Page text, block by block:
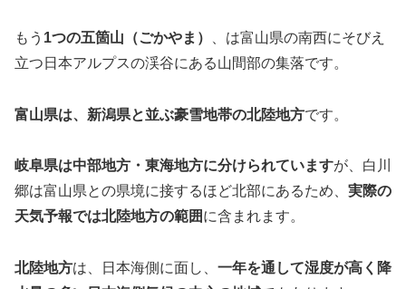
もう 1つの五箇山（ごかやま）
、は富山県の南西にそびえ
立つ日本アルプスの渓谷にある山間部の集落です。
富山県は、新潟県と並ぶ豪雪地帯の北陸地方です。
岐阜県は中部地方・東海地方に分けられていますが、白川
郷は富山県との県境に接するほど北部にあるため、 実際の
天気予報では北陸地方の範囲に含まれます。
北陸地方は、日本海側に面し、 一年を通して湿度が高く降